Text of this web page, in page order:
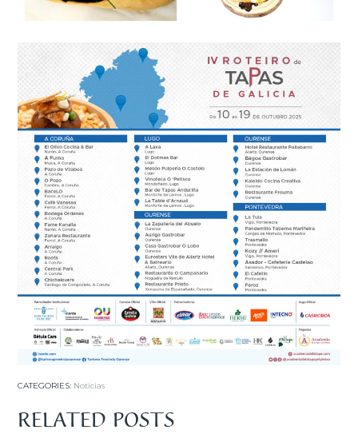
CATEGORIES: Noticias
RELATED POSTS